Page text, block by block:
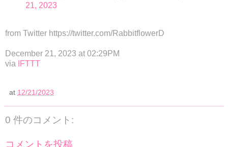
21, 2023
from Twitter https://twitter.com/RabbitflowerD
December 21, 2023 at 02:29PM
via IFTTT
at 12/21/2023
0 件のコメント:
コメントを投稿